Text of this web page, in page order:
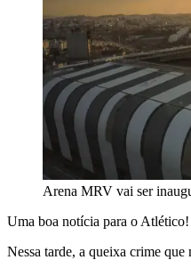
Arena MRV vai ser
Uma boa notícia para o Atlético!
Nessa tarde, a queixa crime